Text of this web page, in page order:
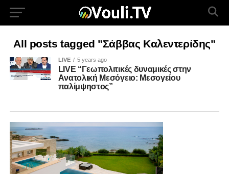
All posts tagged "Σάββας Καλεντερίδης"
LIVE 5 years ago
LIVE “Γεωπολιτικές δυναμικές στην
Aνατολική Μεσόγειο: Μεσογείου
παλίμψηστος”